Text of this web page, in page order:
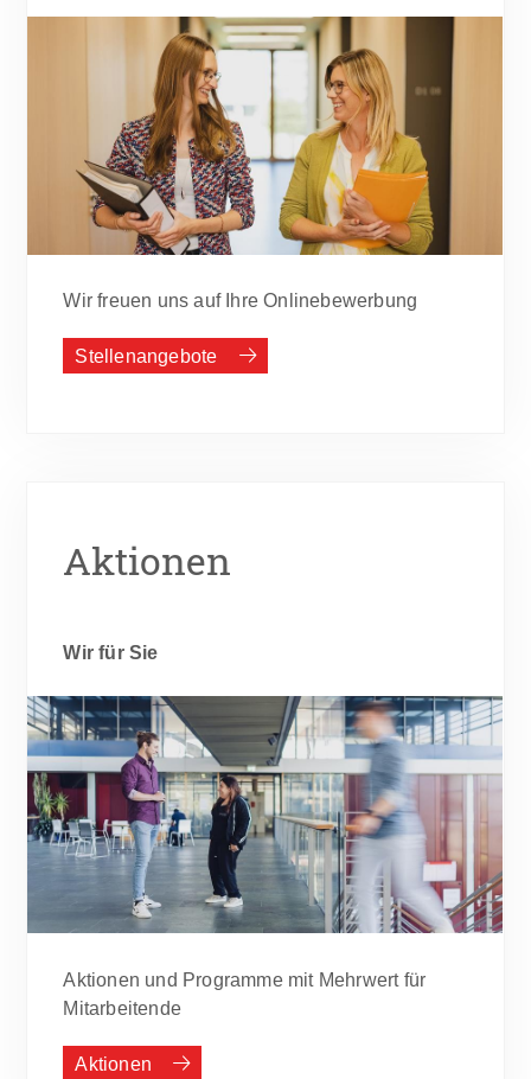
Wir freuen uns auf Ihre Onlinebewerbung
Stellenangebote
Aktionen
Wir für Sie
Aktionen und Programme mit Mehrwert für
Mitarbeitende
Aktionen